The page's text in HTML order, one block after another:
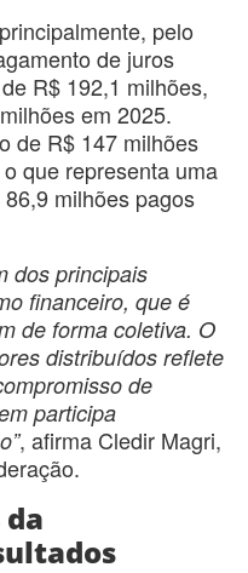
pelo
de juros
R$ 192,1 milhões,
em 2025.
de R$ 147 milhões
que representa uma
milhões pagos
dos principais
financeiro, que é
de forma coletiva. O
distribuídos reflete
de
participa
, afirma Cledir Magri,